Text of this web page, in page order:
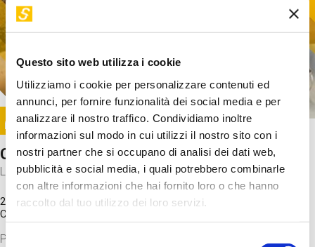
Questo sito web utilizza i cookie
Utilizziamo i cookie per personalizzare contenuti ed
annunci, per fornire funzionalità dei social media e per
analizzare il nostro traffico. Condividiamo inoltre
informazioni sul modo in cui utilizzi il nostro sito con i
nostri partner che si occupano di analisi dei dati web,
pubblicità e social media, i quali potrebbero combinarle
con altre informazioni che hai fornito loro o che hanno
raccolto dal tuo utilizzo dei loro servizi.
Selezione
Image
SUNDAY@STEP
Come funziona il cervello?
Laboratorio
20 Set 2026 / 11:15 - 13:00
Costo
Proveremo a costruire un cervello in cartoncino cercando di